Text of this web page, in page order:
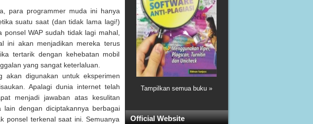
para programmer muda ini hanya
suatu saat (dan tidak lama lagi!)
WAP sudah tidak lagi mahal,
ini akan menjadikan mereka terus
tertarik dengan kehebatan mobil
yang sangat keterlaluan.
akan digunakan untuk eksperimen
Apalagi dunia internet telah
menjadi jawaban atas kesulitan
lain dengan diciptakannya berbagai
ponsel terkenal saat ini. Semuanya
Tampilkan semua buku »
Official Website